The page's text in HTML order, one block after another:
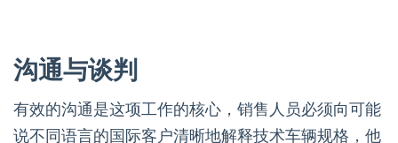
沟通与谈判
有效的沟通是这项工作的核心，销售人员必须向可能
说不同语言的国际客户清晰地解释技术车辆规格，他